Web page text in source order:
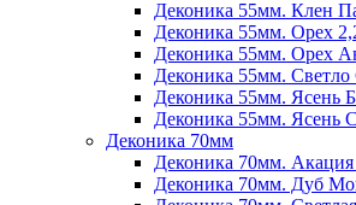
Деконика 55мм. Клен
Деконика 55мм. Орех
Деконика 55мм. Орех
Деконика 55мм.
Деконика 55мм. Ясень
Деконика 55мм. Ясень
Деконика 70мм
Деконика 70мм.
Деконика 70мм. Дуб